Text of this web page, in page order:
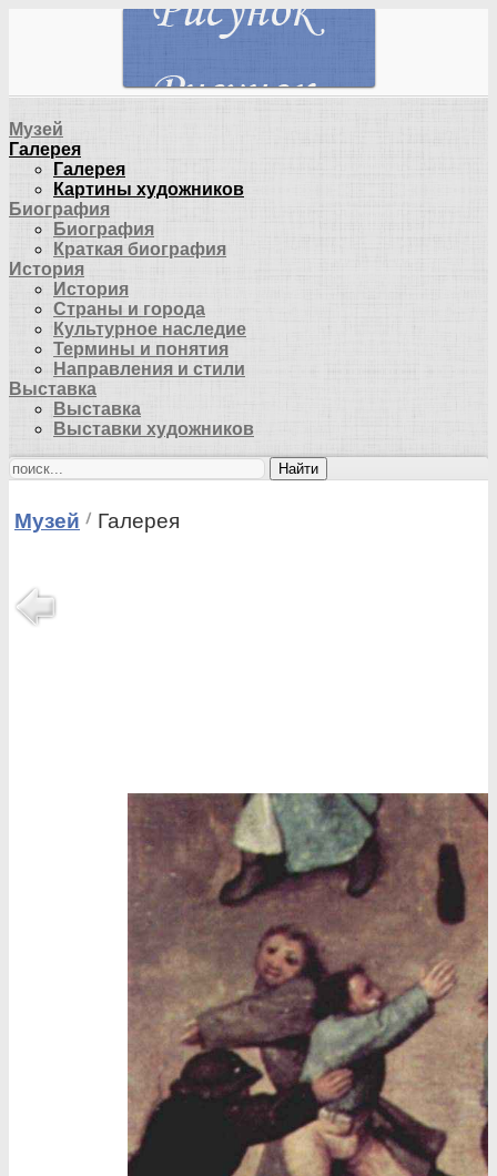
Музей
Галерея
Галерея
Картины художников
Биография
Биография
Краткая биография
История
История
Страны и города
Культурное наследие
Термины и понятия
Направления и стили
Выставка
Выставка
Выставки художников
Найти
Музей Галерея